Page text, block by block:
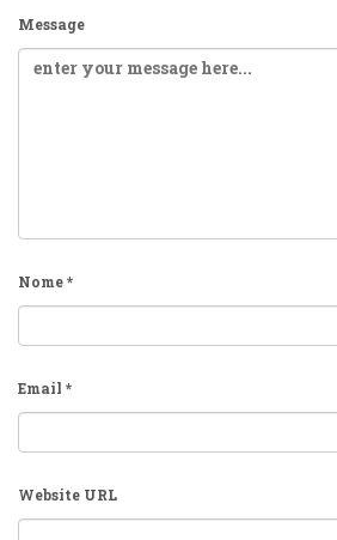
Message
Nome*
Email *
Website URL